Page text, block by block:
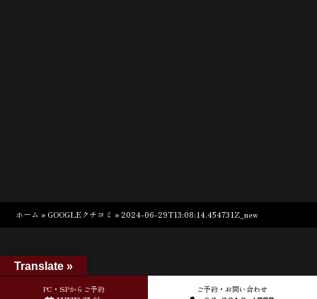
ホーム » GOOGLEクチコミ » 2024-06-29T13:08:14.454731Z_new
PC・SPからご予約 ご予約・お問い合わせ
Translate »